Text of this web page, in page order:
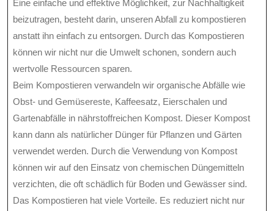
Eine einfache und effektive Möglichkeit, zur Nachhaltigkeit
beizutragen, besteht darin, unseren Abfall zu kompostieren
anstatt ihn einfach zu entsorgen. Durch das Kompostieren
können wir nicht nur die Umwelt schonen, sondern auch
wertvolle Ressourcen sparen.
Beim Kompostieren verwandeln wir organische Abfälle wie
Obst- und Gemüsereste, Kaffeesatz, Eierschalen und
Gartenabfälle in nährstoffreichen Kompost. Dieser Kompost
kann dann als natürlicher Dünger für Pflanzen und Gärten
verwendet werden. Durch die Verwendung von Kompost
können wir auf den Einsatz von chemischen Düngemitteln
verzichten, die oft schädlich für Boden und Gewässer sind.
Das Kompostieren hat viele Vorteile. Es reduziert nicht nur